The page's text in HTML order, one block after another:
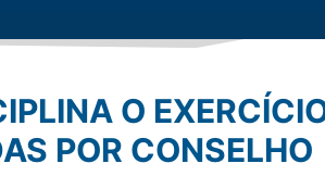
POR CONSELHO